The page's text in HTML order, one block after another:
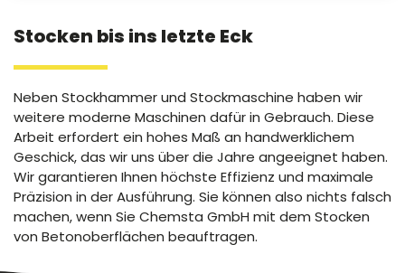
Stocken bis ins letzte Eck
Neben Stockhammer und Stockmaschine haben wir
weitere moderne Maschinen dafür in Gebrauch. Diese
Arbeit erfordert ein hohes Maß an handwerklichem
Geschick, das wir uns über die Jahre angeeignet haben.
Wir garantieren Ihnen höchste Effizienz und maximale
Präzision in der Ausführung. Sie können also nichts falsch
machen, wenn Sie Chemsta GmbH mit dem Stocken
von Betonoberflächen beauftragen.